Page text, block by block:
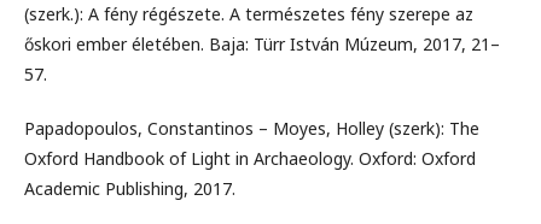
(szerk.): A fény régészete. A természetes fény szerepe az
őskori ember életében. Baja: Türr István Múzeum, 2017, 21–
57.
Papadopoulos, Constantinos – Moyes, Holley (szerk): The
Oxford Handbook of Light in Archaeology. Oxford: Oxford
Academic Publishing, 2017.